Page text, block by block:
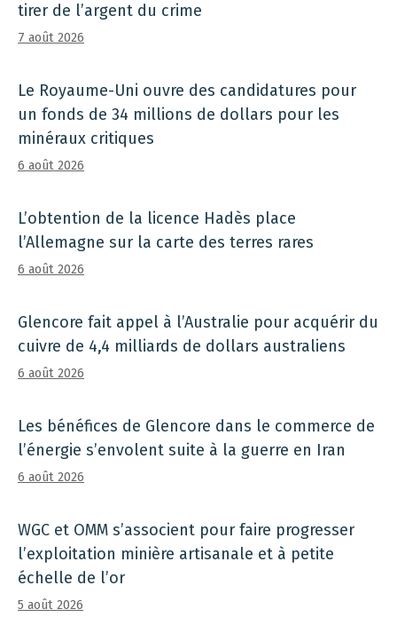
tirer de l’argent du crime
7 août 2026
Le Royaume-Uni ouvre des candidatures pour
un fonds de 34 millions de dollars pour les
minéraux critiques
6 août 2026
L’obtention de la licence Hadès place
l’Allemagne sur la carte des terres rares
6 août 2026
Glencore fait appel à l’Australie pour acquérir du
cuivre de 4,4 milliards de dollars australiens
6 août 2026
Les bénéfices de Glencore dans le commerce de
l’énergie s’envolent suite à la guerre en Iran
6 août 2026
WGC et OMM s’associent pour faire progresser
l’exploitation minière artisanale et à petite
échelle de l’or
5 août 2026